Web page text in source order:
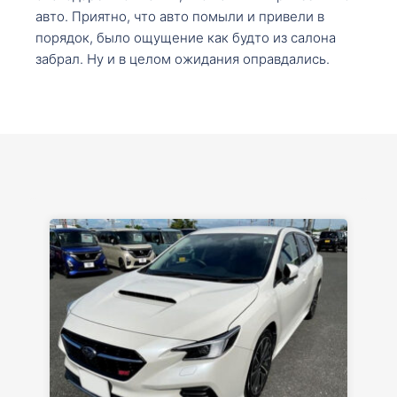
авто. Приятно, что авто помыли и привели в
порядок, было ощущение как будто из салона
забрал. Ну и в целом ожидания оправдались.